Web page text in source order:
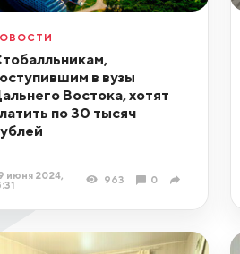
в вузы
Востока, хотят
по 30 тысяч
июня 2024,
963 0